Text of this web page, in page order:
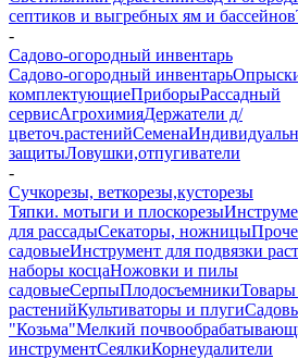
септиков и выгребных ям и бассейнов
-
Садово-огородный инвентарь
Садово-огородный инвентарь
комплектующиеПриборыРассадный
сервисАгрохимияДержатели д/
цветоч.растенийСемена
защитыЛовушки,отпугиватели
-
Сучкорезы, веткорезы,кусторезы
Тяпки. мотыги и плоскорезы
для рассадыСекаторы, ножницы
садовыеИнструмент для подвязки
наборы косцаНожовки и пилы
садовыеСерпыПлодосъемники
растенийКультиваторы и плуги
"Козьма"Мелкий
инструментСеялкиКорнеудалители